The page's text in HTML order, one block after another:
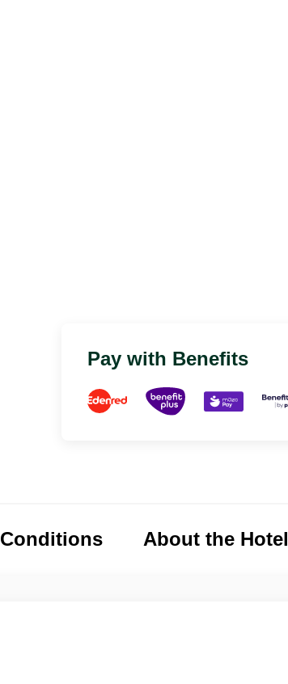
Pay with Benefits
Conditions About the Hotel